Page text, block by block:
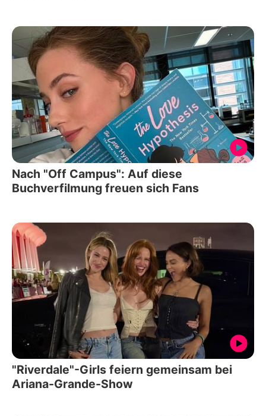
Nach "Off Campus": Auf diese
Buchverfilmung freuen sich Fans
"Riverdale"-Girls feiern gemeinsam bei
Ariana-Grande-Show